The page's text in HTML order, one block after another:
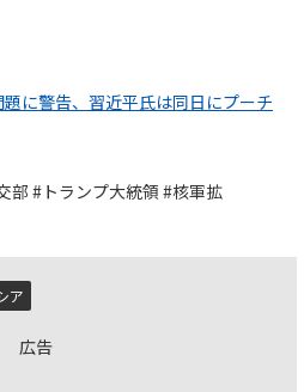
に警告、習近平氏は同日にプーチ
部 #トランプ大統領 #核軍拡
ア
広告